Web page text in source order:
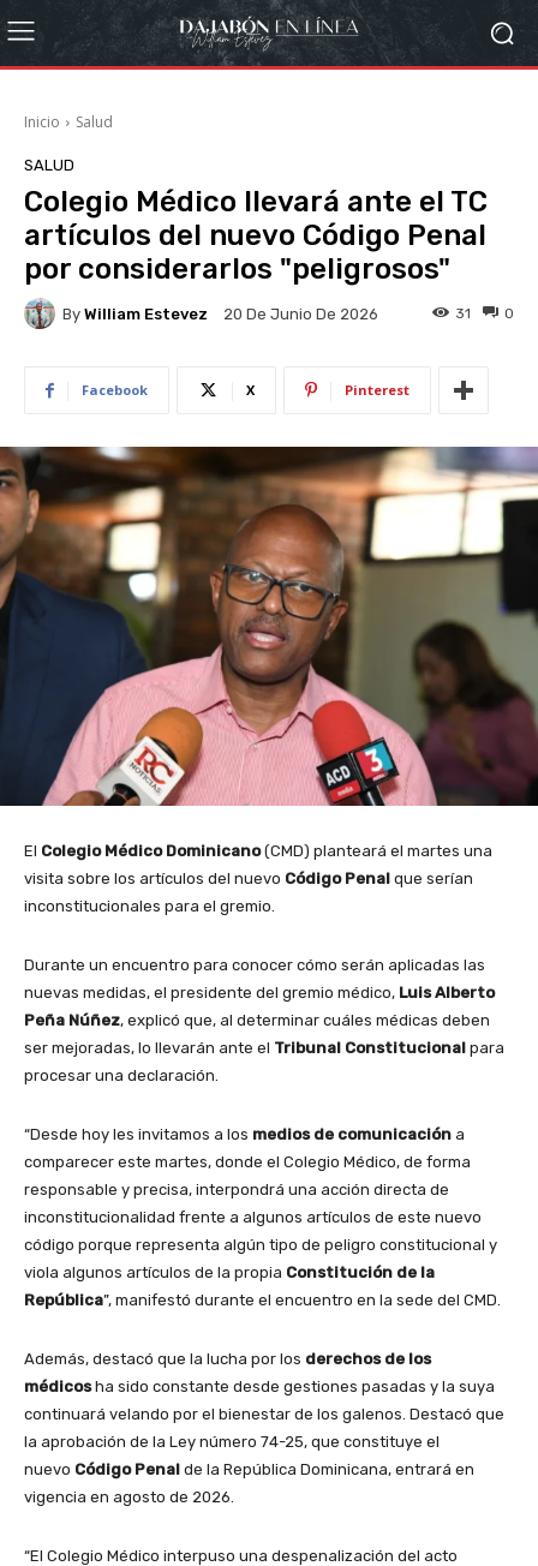
Inicio Salud
SALUD
Colegio Médico llevará ante el TC
artículos del nuevo Código Penal
por considerarlos "peligrosos"
By William Estevez 20 De Junio De 2026 0
31
Facebook X Pinterest
El Colegio Médico Dominicano(CMD) planteará el martes una
visita sobre los artículos del nuevo Código Penal que serían
inconstitucionales para el gremio.
Durante un encuentro para conocer cómo serán aplicadas las
nuevas medidas, el presidente del gremio médico, Luis Alberto
Peña Núñez, explicó que, al determinar cuáles médicas deben
ser mejoradas, lo llevarán ante el Tribunal Constitucional para
procesar una declaración.
“Desde hoy les invitamos a los medios de comunicación a
comparecer este martes, donde el Colegio Médico, de forma
responsable y precisa, interpondrá una acción directa de
inconstitucionalidad frente a algunos artículos de este nuevo
código porque representa algún tipo de peligro constitucional y
viola algunos artículos de la propia Constitución de la
República”, manifestó durante el encuentro en la sede del CMD.
Además, destacó que la lucha por los derechos de los
médicosha sido constante desde gestiones pasadas y la suya
continuará velando por el bienestar de los galenos. Destacó que
la aprobación de la Ley número 74-25, que constituye el
nuevo Código Penal de la República Dominicana, entrará en
vigencia en agosto de 2026.
“El Colegio Médico interpuso una despenalización del acto